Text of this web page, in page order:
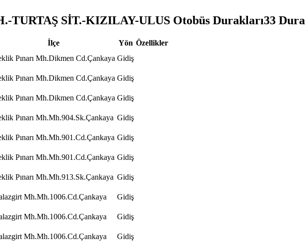
TURTAŞ SİT.-KIZILAY-ULUS Otobüs Durakları33
İlçe Yön Özellikler
Pınarı Mh.Dikmen Cd.Çankaya Gidiş
Pınarı Mh.Dikmen Cd.Çankaya Gidiş
Pınarı Mh.Dikmen Cd.Çankaya Gidiş
Pınarı Mh.Mh.904.Sk.Çankaya Gidiş
Pınarı Mh.Mh.901.Cd.Çankaya Gidiş
Pınarı Mh.Mh.901.Cd.Çankaya Gidiş
Pınarı Mh.Mh.913.Sk.Çankaya Gidiş
Mh.Mh.1006.Cd.Çankaya Gidiş
Mh.Mh.1006.Cd.Çankaya Gidiş
Mh.Mh.1006.Cd.Çankaya
Gidiş